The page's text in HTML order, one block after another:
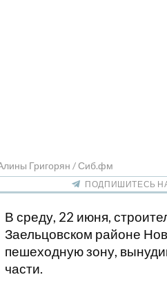
Григорян / Сиб.фм
ПОДПИШИТЕСЬ НА
В среду, 22 июня,
Заельцовском районе
пешеходную зону,
части.